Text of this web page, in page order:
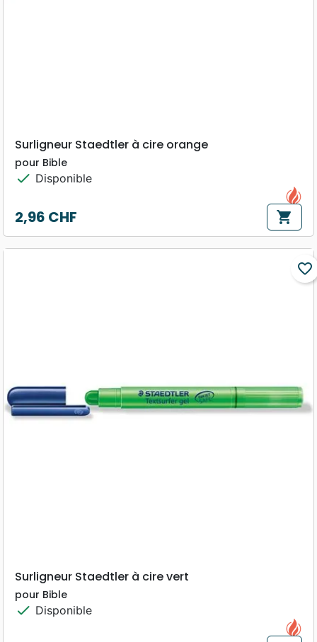
Surligneur Staedtler à cire orange
pour Bible
check Disponible
Prix
2,96 CHF shopping_cart
favorite_border
Surligneur Staedtler à cire vert
pour Bible
check Disponible